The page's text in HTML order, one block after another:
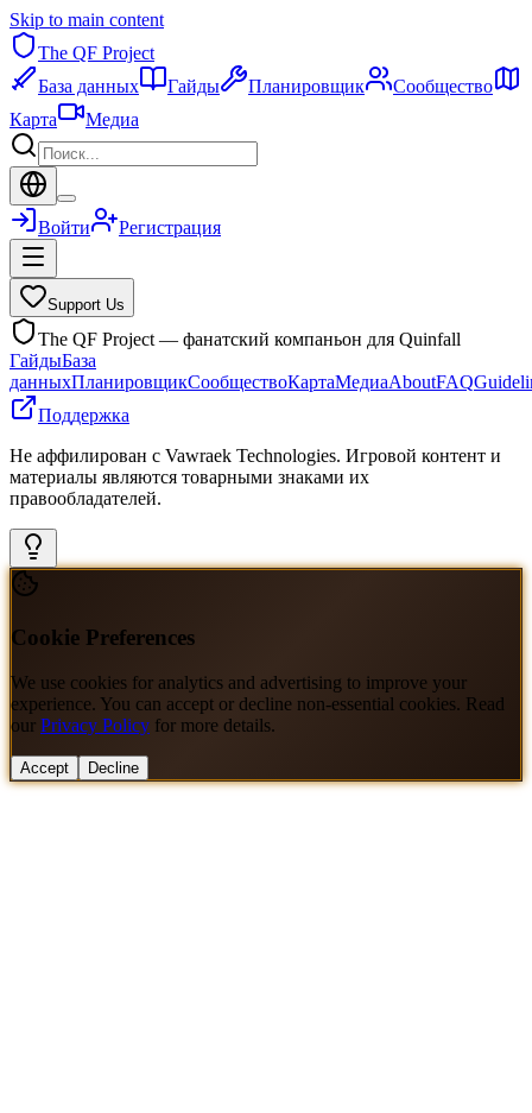
Skip to main content
The QF Project
База данных
Гайды Планировщик
Сообщество
Карта
Медиа
Войти Регистрация
Support Us
The QF Project — фанатский компаньон для Quinfall
ГайдыБаза
данныхПланировщикСообществоКартаМедиаAboutFAQ
Поддержка
Не аффилирован с Vawraek Technologies. Игровой контент и
материалы являются товарными знаками их
правообладателей.
Cookie Preferences
We use cookies for analytics and advertising to improve your
experience. You can accept or decline non-essential cookies. Read
our Privacy Policy for more details.
Accept Decline